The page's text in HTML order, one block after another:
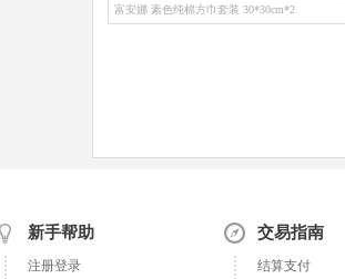
富安娜 素色纯棉方巾套装 30*30cm*2
新手帮助
注册登录
交易指南
结算支付